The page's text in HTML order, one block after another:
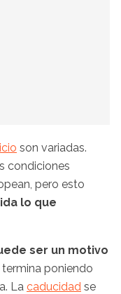
son variadas.
condiciones
pero esto
lo que
ser un motivo
poniendo
La caducidad se